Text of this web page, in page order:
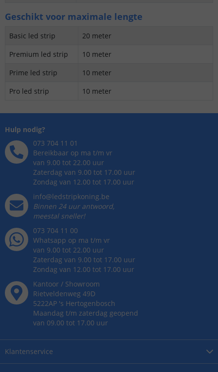
Geschikt voor maximale lengte
Basic led strip
20 meter
Premium led strip
10 meter
Prime led strip
10 meter
Pro led strip
10 meter
Klantenservice
Hulp nodig?
073 704 11 01
Bereikbaar op ma t/m vr
van 9.00 tot 22.00 uur
Zaterdag van 9.00 tot 17.00 uur
Zondag van 12.00 tot 17.00 uur
info@ledstripkoning.be
Binnen 24 uur antwoord,
meestal sneller!
073 704 11 00
Whatsapp op ma t/m vr
van 9.00 tot 22.00 uur
Zaterdag van 9.00 tot 17.00 uur
Zondag van 12.00 tot 17.00 uur
Kantoor / Showroom
Rietveldenweg 49D
5222AP 's Hertogenbosch
Maandag t/m zaterdag geopend
van 09.00 tot 17.00 uur